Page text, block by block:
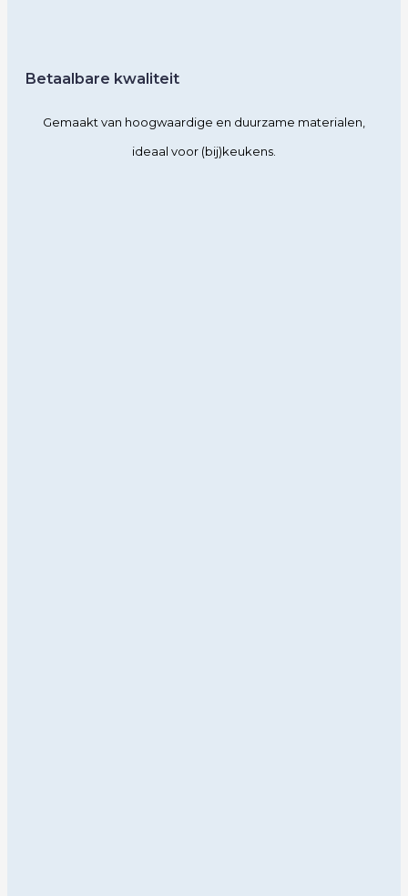
Betaalbare kwaliteit
Gemaakt van hoogwaardige en duurzame materialen,
ideaal voor (bij)keukens.